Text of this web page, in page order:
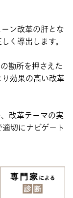
ン改革の肝とな
く導出します。
勘所を押さえた
効果の高い改革
改革テーマの実
切にナビゲート